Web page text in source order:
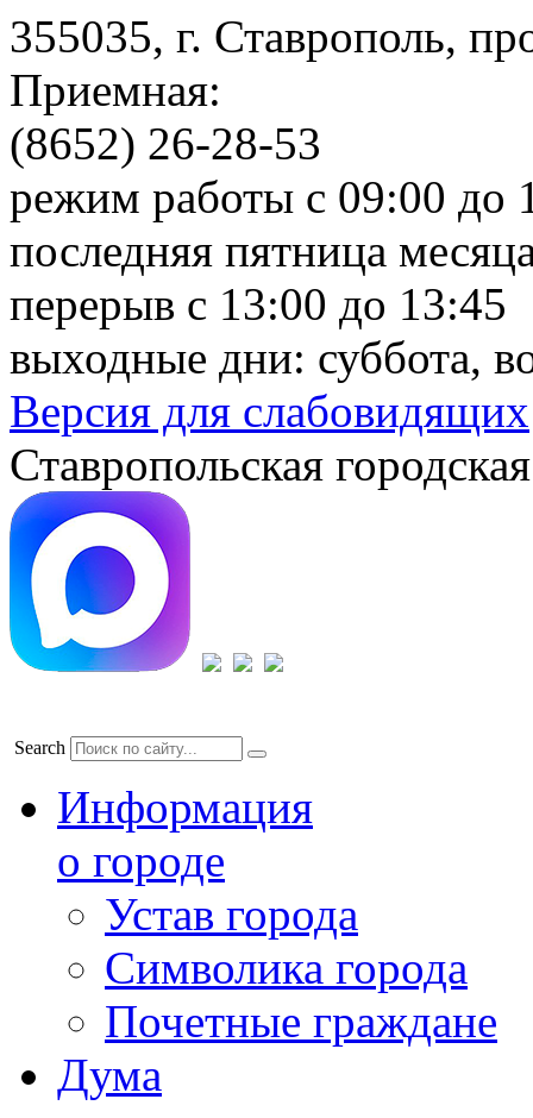
355035, г. Ставрополь,
Приемная:
(8652) 26-28-53
режим работы с 09:00 до
последняя пятница
перерыв с 13:00 до 13:45
выходные дни: суббота,
Версия для слабовидящих
Ставропольская
Search
Информация
о городе
Устав города
Символика города
Почетные граждане
Дума